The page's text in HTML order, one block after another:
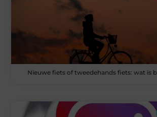
Nieuwe fiets of tweedehands fiets: wat is